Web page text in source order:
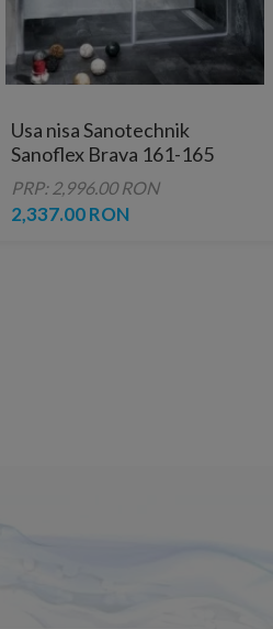
Usa nisa Sanotechnik
Sanoflex Brava 161-165
MD100+MF70
PRP: 2,996.00 RON
2,337.00 RON